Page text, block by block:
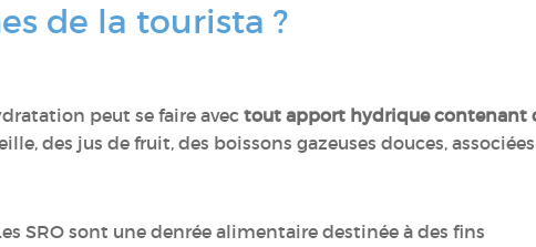
de la tourista ?
peut se faire avec tout apport hydrique contenant
des jus de fruit, des boissons gazeuses douces,
SRO sont une denrée alimentaire destinée à des fins